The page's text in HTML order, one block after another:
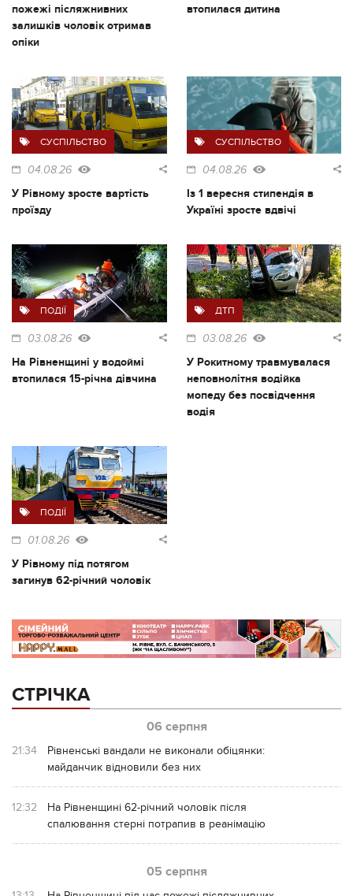
пожежі післяжнивних
залишків чоловік отримав
опіки
втопилася дитина
СУСПІЛЬСТВО
04.08.26
У Рівному зросте вартість
проїзду
СУСПІЛЬСТВО
04.08.26
Із 1 вересня стипендія в
Україні зросте вдвічі
ПОДІЇ
03.08.26
На Рівненщині у водоймі
втопилася 15-річна дівчина
ДТП
03.08.26
У Рокитному травмувалася
неповнолітня водійка
мопеду без посвідчення
водія
ПОДІЇ
01.08.26
У Рівному під потягом
загинув 62-річний чоловік
СТРІЧКА
06 серпня
21:34
Рівненські вандали не виконали обіцянки:
майданчик відновили без них
12:32
На Рівненщині 62-річний чоловік після
спалювання стерні потрапив в реанімацію
05 серпня